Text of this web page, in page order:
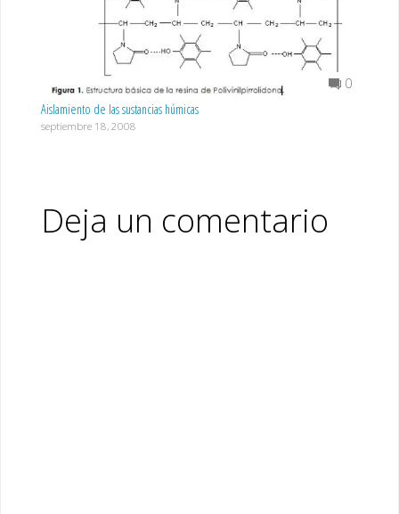
0
Aislamiento de las sustancias húmicas
septiembre 18, 2008
Deja un comentario